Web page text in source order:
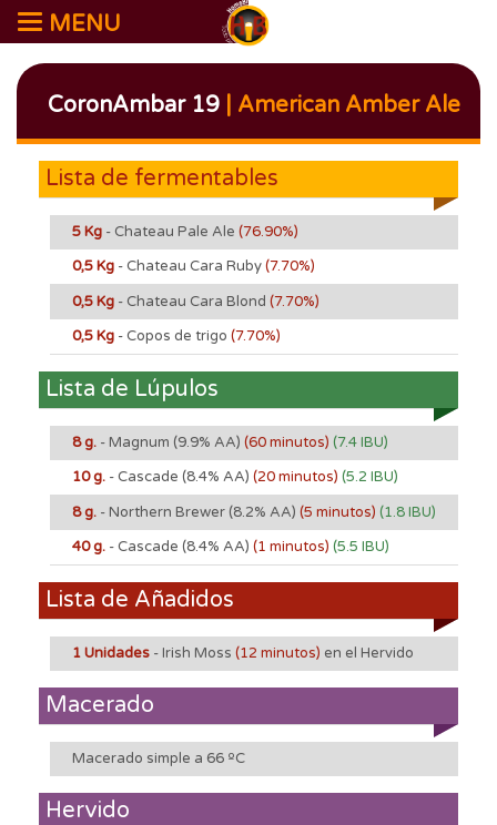
MENU
CoronAmbar 19 | American Amber Ale
Lista de fermentables
5 Kg - Chateau Pale Ale (76.90%)
0,5 Kg - Chateau Cara Ruby(7.70%)
0,5 Kg - Chateau Cara Blond (7.70%)
0,5 Kg - Copos de trigo (7.70%)
Lista de Lúpulos
8 g. - Magnum (9.9% AA) (60 minutos) (7.4 IBU)
10 g. - Cascade (8.4% AA) (20 minutos) (5.2 IBU)
8 g. - Northern Brewer (8.2% AA) (5 minutos) (1.8 IBU)
40 g. - Cascade (8.4% AA) (1 minutos) (5.5 IBU)
Lista de Añadidos
1 Unidades - Irish Moss (12 minutos) en el Hervido
Macerado
Macerado simple a 66 ºC
Hervido